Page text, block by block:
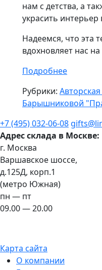
нам с детства, а
украсить
Надеемся, что эта
вдохновляет нас
Подробнее
Рубрики:
Барышниковой
+7 (495) 032-06-08
Адрес склада в Москве:
г. Москва
Варшавское шоссе,
д.125Д, корп.1
(метро Южная)
пн — пт
09.00 — 20.00
Карта сайта
О компании